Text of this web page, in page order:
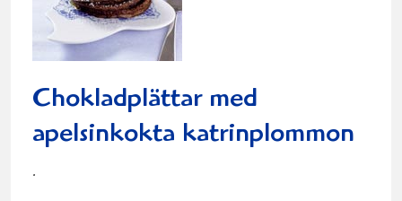
Chokladplättar med
apelsinkokta katrinplommon
.